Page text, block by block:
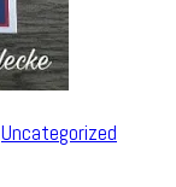
Uncategorized